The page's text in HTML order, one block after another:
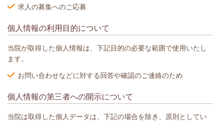
求人の募集へのご応募
個人情報の利用目的について
当院が取得した個人情報は、下記目的の必要な範囲で使用いたし
ます。
お問い合わせなどに対する回答や確認のご連絡のため
個人情報の第三者への開示について
当院は取得した個人データは、下記の場合を除き、原則としてい